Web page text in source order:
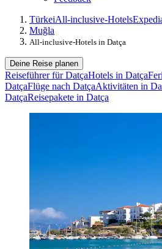
TürkeiAll-inclusive-Hotels
Muğla
All-inclusive-Hotels in Datça
Deine Reise planen
Reiseführer für DatçaHotels in Datça
DatçaFlüge nach DatçaAktivitäten in
DatçaReisepakete in Datça